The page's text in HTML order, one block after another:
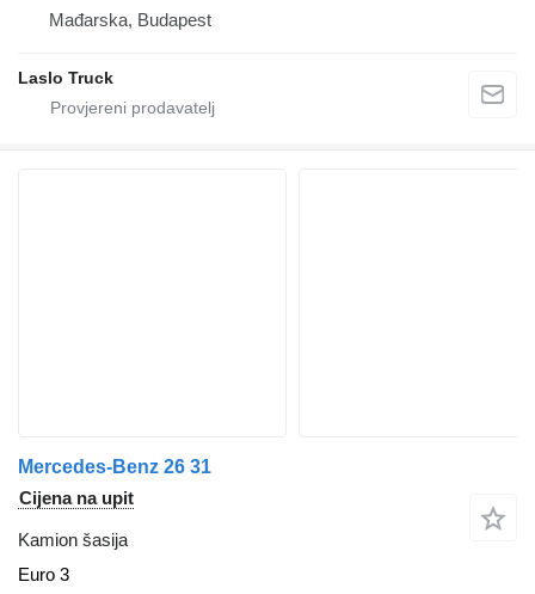
Mađarska, Budapest
Laslo Truck
Mercedes-Benz 26 31
Cijena na upit
Kamion šasija
Euro 3